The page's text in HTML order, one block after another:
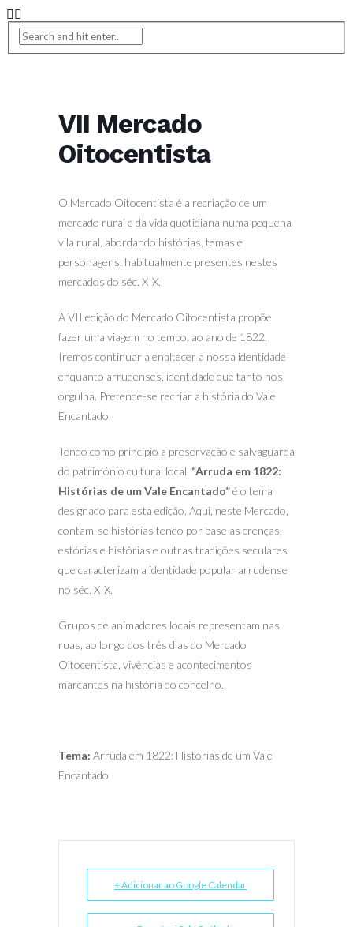
VII Mercado
Oitocentista
O Mercado Oitocentista é a recriação de um
mercado rural e da vida quotidiana numa pequena
vila rural, abordando histórias, temas e
personagens, habitualmente presentes nestes
mercados do séc. XIX.
A VII edição do Mercado Oitocentista propõe
fazer uma viagem no tempo, ao ano de 1822.
Iremos continuar a enaltecer a nossa identidade
enquanto arrudenses, identidade que tanto nos
orgulha. Pretende-se recriar a história do Vale
Encantado.
Tendo como princípio a preservação e salvaguarda
do património cultural local, “Arruda em 1822:
Histórias de um Vale Encantado”é o tema
designado para esta edição. Aqui, neste Mercado,
contam-se histórias tendo por base as crenças,
estórias e histórias e outras tradições seculares
que caracterizam a identidade popular arrudense
no séc. XIX.
Grupos de animadores locais representam nas
ruas, ao longo dos três dias do Mercado
Oitocentista, vivências e acontecimentos
marcantes na história do concelho.
Tema: Arruda em 1822: Histórias de um Vale
Encantado
+ Adicionar ao Google Calendar